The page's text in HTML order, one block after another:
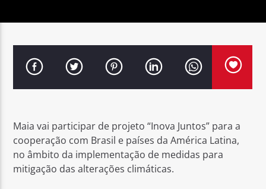
FAIXA ATUAL
Maia vai participar de projeto “Inova Juntos” para a
cooperação com Brasil e países da América Latina,
no âmbito da implementação de medidas para
mitigação das alterações climáticas.